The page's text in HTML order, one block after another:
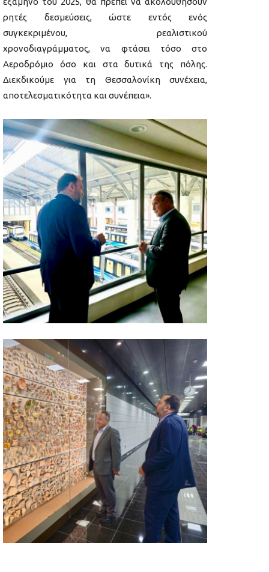
ρητές δεσμεύσεις, ώστε εντός ενός
συγκεκριμένου, ρεαλιστικού
χρονοδιαγράμματος, να φτάσει τόσο στο
Αεροδρόμιο όσο και στα δυτικά της πόλης.
Διεκδικούμε για τη Θεσσαλονίκη συνέχεια,
αποτελεσματικότητα και συνέπεια».